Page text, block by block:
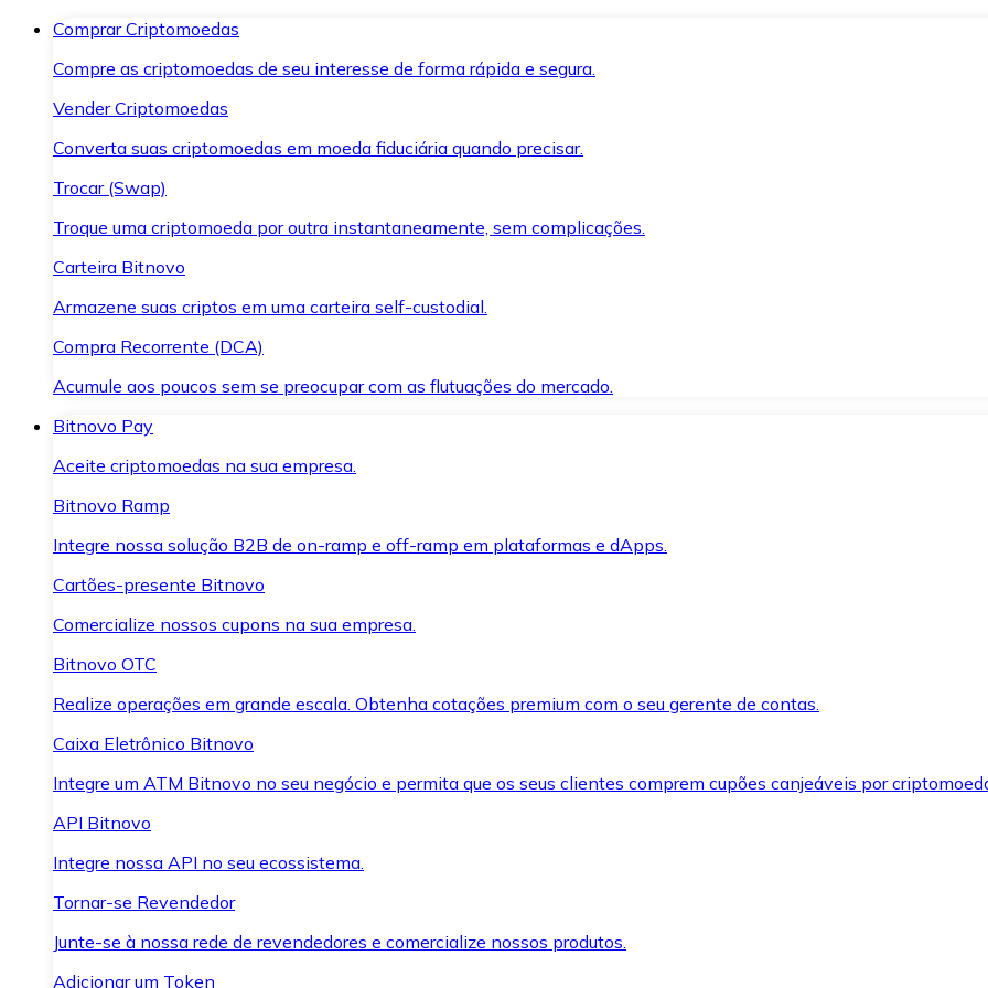
Comprar Criptomoedas
Compre as criptomoedas de seu interesse de forma rápida e segura.
Vender Criptomoedas
Converta suas criptomoedas em moeda fiduciária quando precisar.
Trocar (Swap)
Troque uma criptomoeda por outra instantaneamente, sem complicações.
Carteira Bitnovo
Armazene suas criptos em uma carteira self-custodial.
Compra Recorrente (DCA)
Acumule aos poucos sem se preocupar com as flutuações do mercado.
Bitnovo Pay
Aceite criptomoedas na sua empresa.
Bitnovo Ramp
Integre nossa solução B2B de on-ramp e off-ramp em plataformas e dApps.
Cartões-presente Bitnovo
Comercialize nossos cupons na sua empresa.
Bitnovo OTC
Realize operações em grande escala. Obtenha cotações premium com o seu gerente de contas.
Caixa Eletrônico Bitnovo
Integre um ATM Bitnovo no seu negócio e permita que os seus clientes comprem cupões canjeáveis por
API Bitnovo
Integre nossa API no seu ecossistema.
Tornar-se Revendedor
Junte-se à nossa rede de revendedores e comercialize nossos produtos.
Adicionar um Token